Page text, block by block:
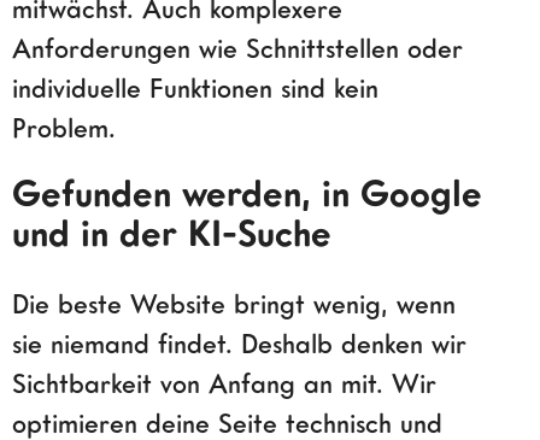
mitwächst. Auch komplexere
Anforderungen wie Schnittstellen oder
individuelle Funktionen sind kein
Problem.
Gefunden werden, in Google
und in der KI-Suche
Die beste Website bringt wenig, wenn
sie niemand findet. Deshalb denken wir
Sichtbarkeit von Anfang an mit. Wir
optimieren deine Seite technisch und